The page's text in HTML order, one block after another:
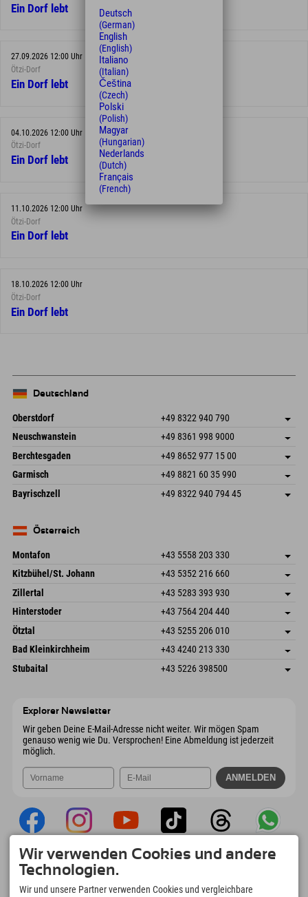
Ein Dorf lebt
27.09.2026 12:00 Uhr
Ötzi-Dorf
Ein Dorf lebt
04.10.2026 12:00 Uhr
Ötzi-Dorf
Ein Dorf lebt
11.10.2026 12:00 Uhr
Ötzi-Dorf
Ein Dorf lebt
18.10.2026 12:00 Uhr
Ötzi-Dorf
Ein Dorf lebt
Deutschland
Oberstdorf +49 8322 940 790
An der Breitach 3
Deutschland
Adresse speichern
Buchen
Neuschwanstein +49 8361 998 9000
An der Riese 45
87484 Nesselwang im Allgäu
Deutschland
Adresse speichern
Buchen
Berchtesgaden +49 8652 977 15 00
Hofreitstr. 7
Deutschland
Adresse speichern
Buchen
Garmisch +49 8821 60 35 990
Frickenstraße 22
82490 Farchant
Adresse speichern
Bayrischzell +49 8322 940 794 45
Deutschland
Österreich
Montafon +43 5558 203 330
Dorfstr. 127b
6793 Gaschurn/Montafon
Österreich
Adresse speichern
Buchen
Kitzbühel/St. Johann +43 5352 216 660
Speckbacherstraße 87
Österreich
Adresse speichern
Buchen
Zillertal +43 5283 393 930
Schmiedau 2
Österreich
Adresse speichern
Buchen
Hinterstoder +43 7564 204 440
Freizeitpark 10
Österreich
Adresse speichern
Buchen
Ötztal +43 5255 206 010
Gscheat 14
Österreich
Adresse speichern
Buchen
Bad Kleinkirchheim +43 4240 213 330
Dorfstraße 24
Adresse speichern
Stubaital +43 5226 398500
Explorer Newsletter
Wir geben Deine E-Mail-Adresse nicht weiter. Wir mögen Spam
genauso wenig wie Du. Versprochen! Eine Abmeldung ist jederzeit
möglich.
Explorer App
Upload Deiner #ExplorerMoments, Mein
Wir verwenden Cookies und andere
Technologien.
Wir und unsere Partner verwenden Cookies und vergleichbare
Deutsch
(German)
English
(English)
Italiano
(Italian)
Čeština
(Czech)
Polski
(Polish)
Magyar
(Hungarian)
Nederlands
(Dutch)
Français
(French)